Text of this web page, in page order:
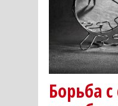
Борьба